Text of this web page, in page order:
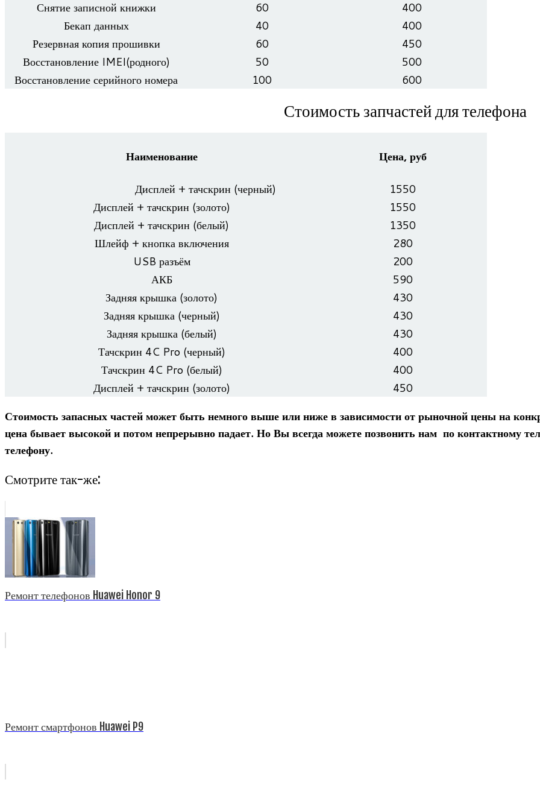
Сня­тие запис­ной книжки
60
400
Бекап дан­ных
40
400
Резерв­ная копия прошивки
60
450
Вос­ста­нов­ле­ние IMEI(родного)
50
500
Вос­ста­нов­ле­ние серий­ного номера
100 600
Стоимость запчастей для телефона
Наименование Цена, руб
Дис­плей + тач­скрин (чер­ный)
1550
Дис­плей + тач­скрин (золото)
1550
Дис­плей + тач­скрин (белый)
1350
Шлейф + кнопка включения
280
USB разъём
200
АКБ
590
Зад­няя крышка (золото)
430
Зад­няя крышка (чер­ный)
430
Зад­няя крышка (белый)
430
Тач­скрин 4C Pro (чер­ный)
400
Тач­скрин 4C Pro (белый)
400
Дис­плей + тач­скрин (золото)
450
Сто­и­мость запас­ных частей может быть немного выше или ниже в зави­си­мо­сти от рыноч­ной цены на
цена бывает высо­кой и потом непре­рывно падает. Но Вы все­гда можете позво­нить нам по кон­такт­ному
телефону.
Смотрите так-же:
Ремонт телефонов Huawei Honor 9
Ремонт смартфонов Huawei P9